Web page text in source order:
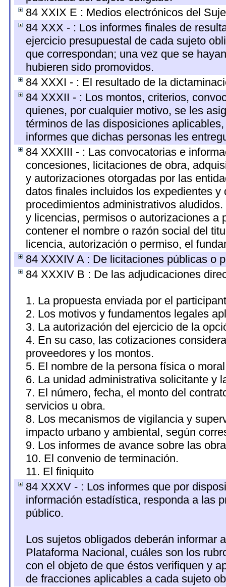
84 XXIX E : Medios electrónicos del
84 XXX - : Los informes finales de
ejercicio presupuestal de cada sujeto
que correspondan; una vez que se
hubieren sido promovidos.
84 XXXI - : El resultado de la
84 XXXII - : Los montos, criterios,
quienes, por cualquier motivo, se les
términos de las disposiciones
informes que dichas personas les
84 XXXIII - : Las convocatorias e
concesiones, licitaciones de obra,
y autorizaciones otorgadas por las
datos finales incluidos los expedientes
procedimientos administrativos
y licencias, permisos o autorizaciones a
contener el nombre o razón social del
licencia, autorización o permiso, el
84 XXXIV A : De licitaciones públicas o
84 XXXIV B : De las adjudicaciones
1. La propuesta enviada por el
2. Los motivos y fundamentos legales
3. La autorización del ejercicio de la
4. En su caso, las cotizaciones
proveedores y los montos.
5. El nombre de la persona física o
6. La unidad administrativa solicitante y
7. El número, fecha, el monto del
servicios u obra.
8. Los mecanismos de vigilancia y
impacto urbano y ambiental, según
9. Los informes de avance sobre las
10. El convenio de terminación.
11. El finiquito
84 XXXV - : Los informes que por
información estadística, responda a las
público.
Los sujetos obligados deberán informar
Plataforma Nacional, cuáles son los
con el objeto de que éstos verifiquen y
de fracciones aplicables a cada sujeto